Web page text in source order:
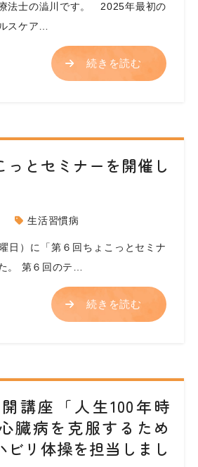
法士の澁川です。 2025年最初の
スケア…
続きを読む
っとセミナーを開催し
生活習慣病
日）に「第６回ちょこっとセミナ
。 第６回のテ…
続きを読む
講座「人生100年時
臓病を克服するため
ビリ体操を担当しまし